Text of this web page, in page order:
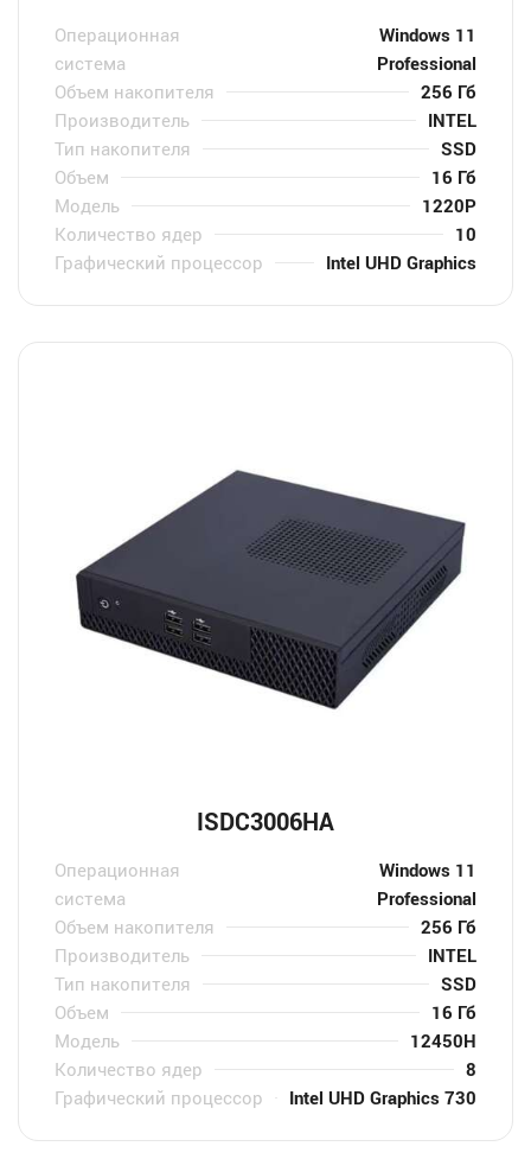
Операционная
система
Windows 11
Professional
Объем накопителя
256 Гб
Производитель
INTEL
Тип накопителя
SSD
Объем
16 Гб
Модель
1220P
Количество ядер
10
Графический процессор
Intel UHD Graphics
ISDC3006HA
Операционная
система
Windows 11
Professional
Объем накопителя
256 Гб
Производитель
INTEL
Тип накопителя
SSD
Объем
16 Гб
Модель
12450H
Количество ядер
8
Графический процессор
Intel UHD Graphics 730